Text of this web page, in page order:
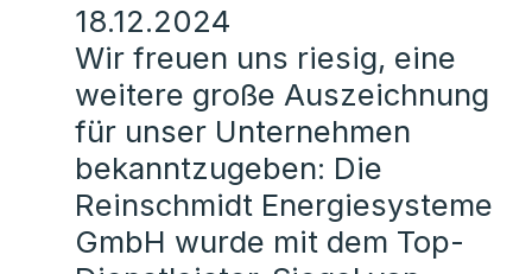
18.12.2024
Wir freuen uns riesig, eine
weitere große Auszeichnung
für unser Unternehmen
bekanntzugeben: Die
Reinschmidt Energiesysteme
GmbH wurde mit dem Top-